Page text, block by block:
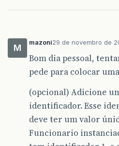
M
mazoni29 de novembro de
Bom dia pessoal,
pede para colocar
(opcional) Adicione
identificador. Esse
deve ter um valor
Funcionario